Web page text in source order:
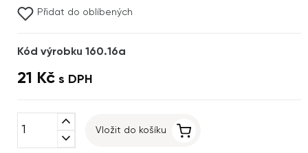
Přidat do oblíbených
Kód výrobku 160.16a
21 Kč s DPH
expand_less
expand_more
Vložit do košíku